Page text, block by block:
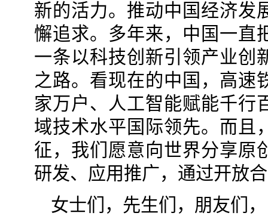
新的活力。推动中国经济发
懈追求。多年来，中国一直
一条以科技创新引领产业创
之路。看现在的中国，高速
家万户、人工智能赋能千行
域技术水平国际领先。而且
征，我们愿意向世界分享原
研发、应用推广，通过开放
女士们，先生们，朋友们，